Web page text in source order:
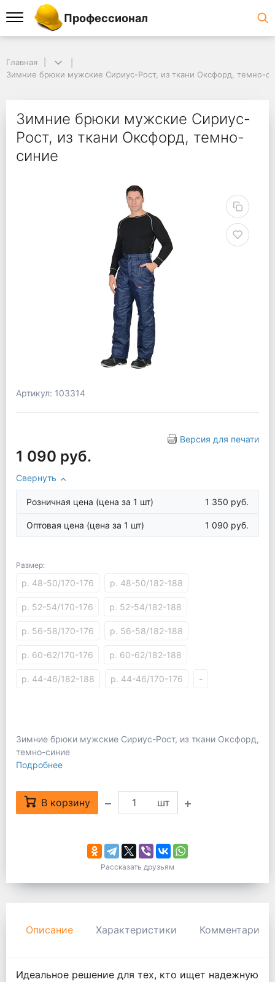
Профессионал
Главная
Зимние брюки мужские Сириус-Рост, из ткани Оксфорд, темно-
Зимние брюки мужские Сириус-
Рост, из ткани Оксфорд, темно-
синие
Артикул: 103314
Версия для печати
1 090 руб.
Свернуть
Розничная цена (цена за 1 шт) 1 350 руб.
Оптовая цена (цена за 1 шт) 1 090 руб.
Размер:
р. 48-50/170-176 р. 48-50/182-188
р. 52-54/170-176 р. 52-54/182-188
р. 56-58/170-176 р. 56-58/182-188
р. 60-62/170-176 р. 60-62/182-188
р. 44-46/182-188 р. 44-46/170-176 -
Зимние брюки мужские Сириус-Рост, из ткани Оксфорд,
темно-синие
Подробнее
В корзину шт
Рассказать друзьям
Описание Характеристики Комментарии
Идеальное решение для тех, кто ищет надежную